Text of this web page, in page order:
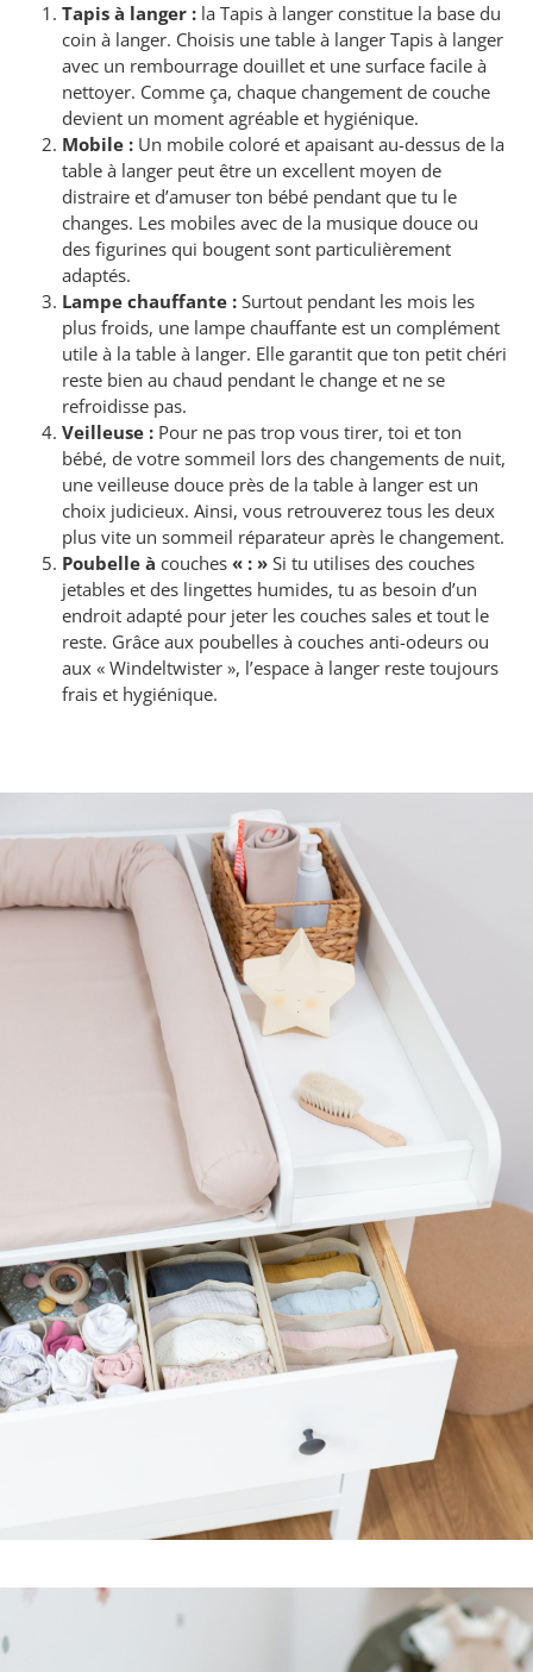
Tapis à langer : la Tapis à langer constitue la base du
coin à langer. Choisis une table à langer Tapis à langer
avec un rembourrage douillet et une surface facile à
nettoyer. Comme ça, chaque changement de couche
devient un moment agréable et hygiénique.
Mobile : Un mobile coloré et apaisant au-dessus de la
table à langer peut être un excellent moyen de
distraire et d’amuser ton bébé pendant que tu le
changes. Les mobiles avec de la musique douce ou
des figurines qui bougent sont particulièrement
adaptés.
Lampe chauffante : Surtout pendant les mois les
plus froids, une lampe chauffante est un complément
utile à la table à langer. Elle garantit que ton petit chéri
reste bien au chaud pendant le change et ne se
refroidisse pas.
Veilleuse : Pour ne pas trop vous tirer, toi et ton
bébé, de votre sommeil lors des changements de nuit,
une veilleuse douce près de la table à langer est un
choix judicieux. Ainsi, vous retrouverez tous les deux
plus vite un sommeil réparateur après le changement.
Poubelle à couches « : » Si tu utilises des couches
jetables et des lingettes humides, tu as besoin d’un
endroit adapté pour jeter les couches sales et tout le
reste. Grâce aux poubelles à couches anti-odeurs ou
aux « Windeltwister », l’espace à langer reste toujours
frais et hygiénique.